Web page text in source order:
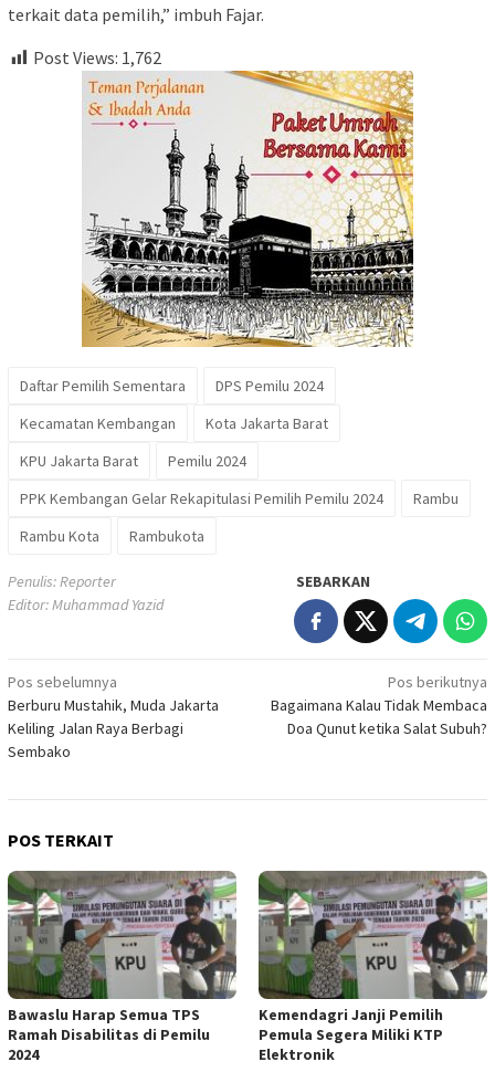
terkait data pemilih,” imbuh Fajar.
Post Views: 1,762
Daftar Pemilih Sementara
DPS Pemilu 2024
Kecamatan Kembangan
Kota Jakarta Barat
KPU Jakarta Barat
Pemilu 2024
PPK Kembangan Gelar Rekapitulasi Pemilih Pemilu 2024
Rambu
Rambu Kota
Rambukota
Penulis: Reporter
Editor: Muhammad Yazid
SEBARKAN
Navigasi
pos
Pos sebelumnya
Berburu Mustahik, Muda Jakarta
Keliling Jalan Raya Berbagi
Sembako
Pos berikutnya
Bagaimana Kalau Tidak Membaca
Doa Qunut ketika Salat Subuh?
POS TERKAIT
Bawaslu Harap Semua TPS
Ramah Disabilitas di Pemilu
2024
Kemendagri Janji Pemilih
Pemula Segera Miliki KTP
Elektronik